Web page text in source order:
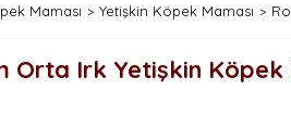
Maması Yetişkin Köpek Maması
Orta Irk Yetişkin Köpek